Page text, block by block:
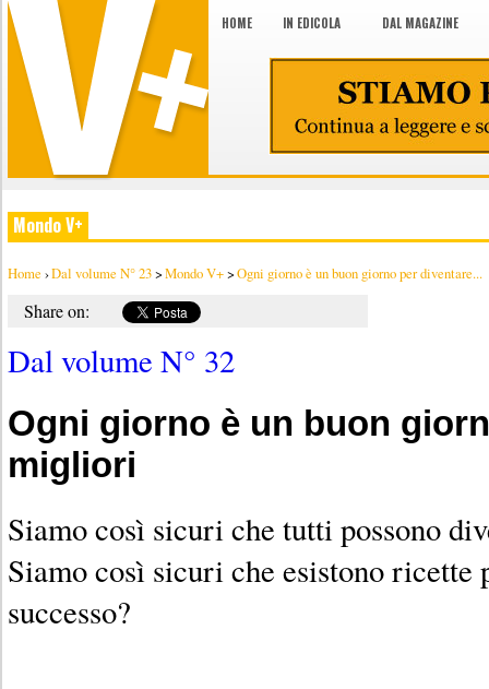
HOME IN EDICOLA DAL MAGAZINE
Mondo V+
Home ›Dal volume N° 23>Mondo V+>Ogni giorno è un buon giorno per diventare...
Share on:
Dal volume N° 32
Ogni giorno è un buon
migliori
Siamo così sicuri che tutti possono
Siamo così sicuri che esistono ricette
successo?